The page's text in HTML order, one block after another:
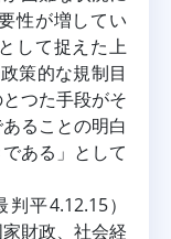
性が増してい
して捉えた上
策的な規制目
つた手段がそ
ることの明白
ある」として
平4.12.15）
財政、社会経